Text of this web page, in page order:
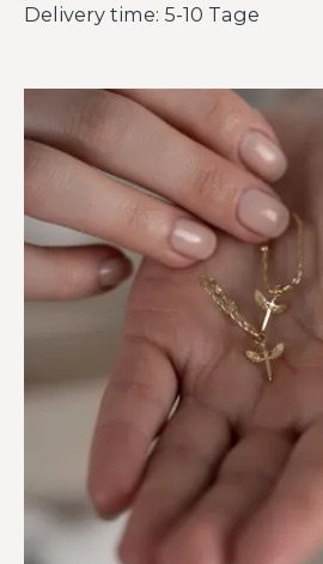
Delivery time: 5-10 Tage